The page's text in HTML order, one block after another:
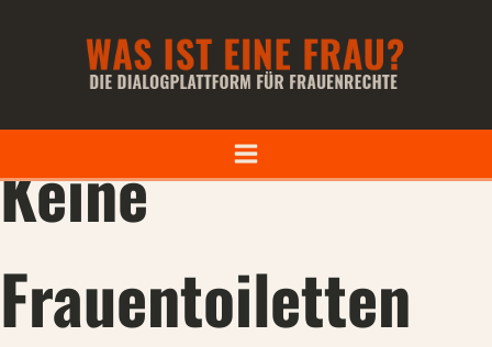
Offener Brief
Keine
Frauentoiletten